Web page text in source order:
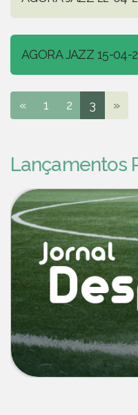
AGORA JAZZ 15-04-
« 1 2 3 »
Lançamentos